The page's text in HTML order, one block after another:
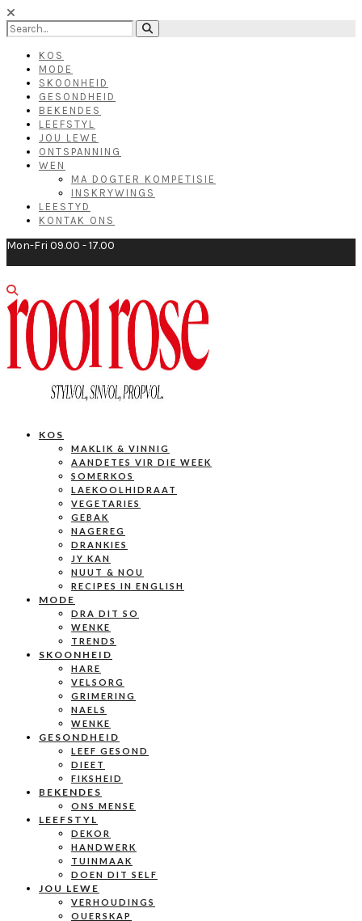
KOS
MODE
SKOONHEID
GESONDHEID
BEKENDES
LEEFSTYL
JOU LEWE
ONTSPANNING
WEN
MA DOGTER KOMPETISIE
INSKRYWINGS
LEESTYD
KONTAK ONS
Mon-Fri 09.00 - 17.00
KOS
MAKLIK & VINNIG
AANDETES VIR DIE WEEK
SOMERKOS
LAEKOOLHIDRAAT
VEGETARIES
GEBAK
NAGEREG
DRANKIES
JY KAN
NUUT & NOU
RECIPES IN ENGLISH
MODE
DRA DIT SO
WENKE
TRENDS
SKOONHEID
HARE
VELSORG
GRIMERING
NAELS
WENKE
GESONDHEID
LEEF GESOND
DIEET
FIKSHEID
BEKENDES
ONS MENSE
LEEFSTYL
DEKOR
HANDWERK
TUINMAAK
DOEN DIT SELF
JOU LEWE
VERHOUDINGS
OUERSKAP